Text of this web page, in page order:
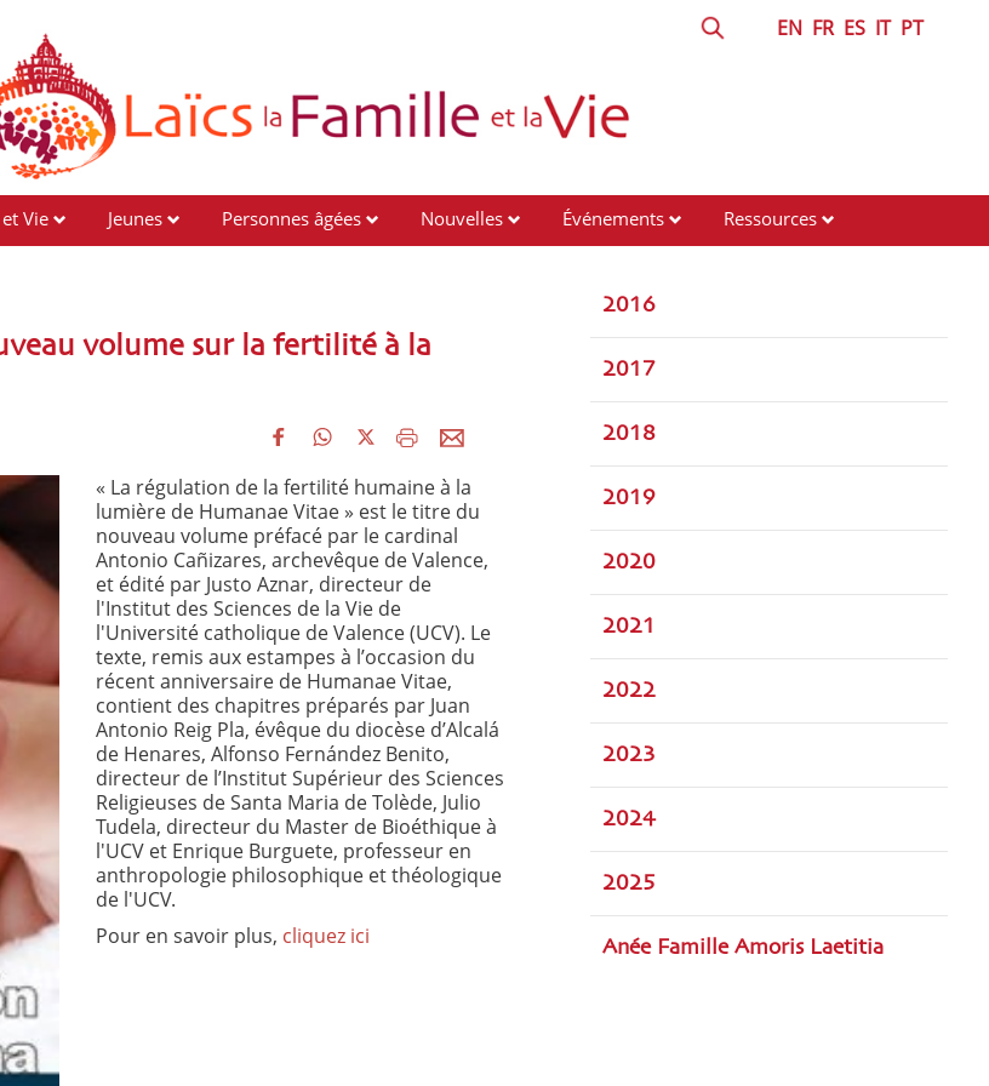
EN FR ES IT PT
Vie Jeunes Personnes âgées Nouvelles Événements
Ressources
volume sur la fertilité à la
« La régulation de la fertilité humaine à la
lumière de Humanae Vitae » est le titre du
nouveau volume préfacé par le cardinal
Antonio Cañizares, archevêque de Valence,
et édité par Justo Aznar, directeur de
l'Institut des Sciences de la Vie de
l'Université catholique de Valence (UCV). Le
texte, remis aux estampes à l’occasion du
récent anniversaire de Humanae Vitae,
contient des chapitres préparés par Juan
Antonio Reig Pla, évêque du diocèse d’Alcalá
de Henares, Alfonso Fernández Benito,
directeur de l’Institut Supérieur des Sciences
Religieuses de Santa Maria de Tolède, Julio
Tudela, directeur du Master de Bioéthique à
l'UCV et Enrique Burguete, professeur en
anthropologie philosophique et théologique
de l'UCV.
Pour en savoir plus, cliquez ici
2016
2017
2018
2019
2020
2021
2022
2023
2024
2025
Anée Famille Amoris Laetitia